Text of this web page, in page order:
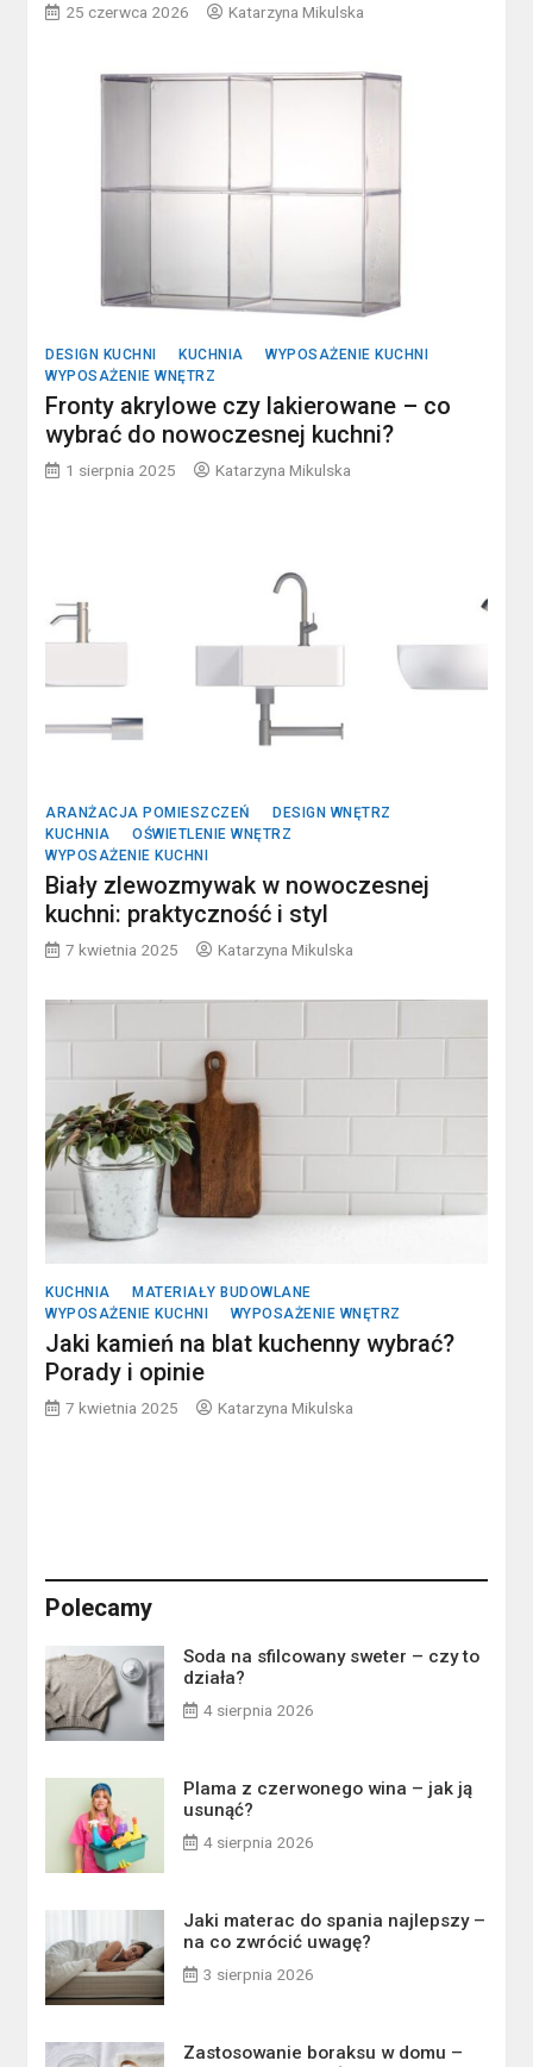
25 czerwca 2026 Katarzyna Mikulska
DESIGN KUCHNI KUCHNIA
WYPOSAŻENIE KUCHNI
WYPOSAŻENIE WNĘTRZ
Fronty akrylowe czy lakierowane – co
wybrać do nowoczesnej kuchni?
1 sierpnia 2025 Katarzyna Mikulska
ARANŻACJA POMIESZCZEŃ
DESIGN WNĘTRZ
KUCHNIA
OŚWIETLENIE WNĘTRZ
WYPOSAŻENIE KUCHNI
Biały zlewozmywak w nowoczesnej
kuchni: praktyczność i styl
7 kwietnia 2025 Katarzyna Mikulska
KUCHNIA
MATERIAŁY BUDOWLANE
WYPOSAŻENIE KUCHNI
WYPOSAŻENIE WNĘTRZ
Jaki kamień na blat kuchenny wybrać?
Porady i opinie
7 kwietnia 2025 Katarzyna Mikulska
Polecamy
Soda na sfilcowany sweter – czy to
działa?
4 sierpnia 2026
Plama z czerwonego wina – jak ją
usunąć?
4 sierpnia 2026
Jaki materac do spania najlepszy –
na co zwrócić uwagę?
3 sierpnia 2026
Zastosowanie boraksu w domu –